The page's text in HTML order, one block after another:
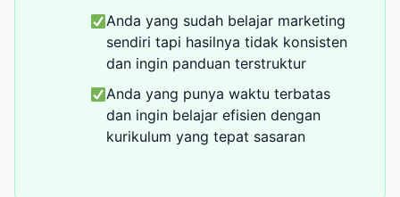
Anda yang sudah belajar marketing
sendiri tapi hasilnya tidak konsisten
dan ingin panduan terstruktur
Anda yang punya waktu terbatas
dan ingin belajar efisien dengan
kurikulum yang tepat sasaran